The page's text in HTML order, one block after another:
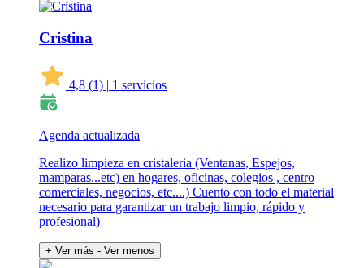
Cristina
4,8 (1) | 1 servicios
Agenda actualizada
Realizo limpieza en cristaleria (Ventanas, Espejos,
mamparas...etc) en hogares, oficinas, colegios , centro
comerciales, negocios, etc....) Cuento con todo el material
necesario para garantizar un trabajo limpio, rápido y
profesional)
+ Ver más - Ver menos